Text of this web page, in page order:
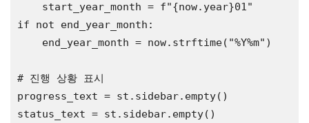
    start_year_month = f
"{now.year}01"
if not end_year_month:
    end_year_month = now.strftime(
"%Y%m" )
# 진행 상황 표시
progress_text = st.sidebar.empty()
status_text = st.sidebar.empty()